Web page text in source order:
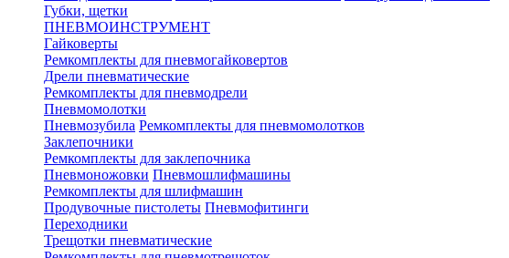
Губки, щетки
ПНЕВМОИНСТРУМЕНТ
Гайковерты
Ремкомплекты для пневмогайковертов
Дрели пневматические
Ремкомплекты для пневмодрели
Пневмомолотки
Пневмозубила Ремкомплекты для пневмомолотков
Заклепочники
Ремкомплекты для заклепочника
Пневмоножовки Пневмошлифмашины
Ремкомплекты для шлифмашин
Продувочные пистолеты Пневмофитинги
Переходники
Трещотки пневматические